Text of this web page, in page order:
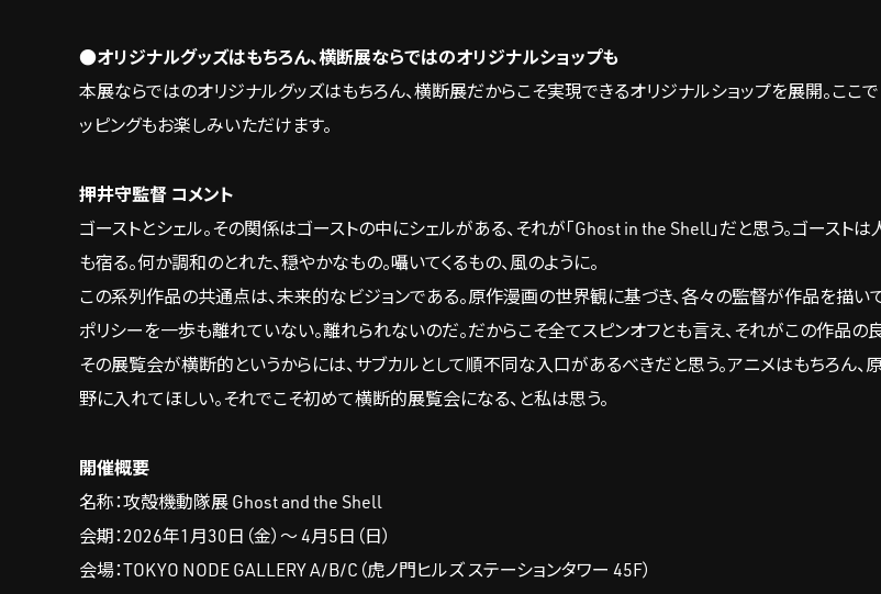
●オリジナルグッズはもちろん、横断展ならではのオリジナルショップも
本展ならではのオリジナルグッズはもちろん、横断展だからこそ実現できるオリジナルショップを展開。ここ
ッピングもお楽しみいただけます。
押井守監督 コメント
ゴーストとシェル。その関係はゴーストの中にシェルがある、それが「Ghost in the Shell」だと思う。ゴースト
も宿る。何か調和のとれた、穏やかなもの。囁いてくるもの、風のように。
この系列作品の共通点は、未来的なビジョンである。原作漫画の世界観に基づき、各々の監督が作品を描い
ポリシーを一歩も離れていない。離れられないのだ。だからこそ全てスピンオフとも言え、それがこの作品の
その展覧会が横断的というからには、サブカルとして順不同な入口があるべきだと思う。アニメはもちろん
野に入れてほしい。それでこそ初めて横断的展覧会になる、と私は思う。
開催概要
名称：攻殻機動隊展 Ghost and the Shell
会期：2026年1月30日（金）～ 4月5日（日）
会場：TOKYO NODE GALLERY A/B/C（虎ノ門ヒルズ ステーションタワー 45F）